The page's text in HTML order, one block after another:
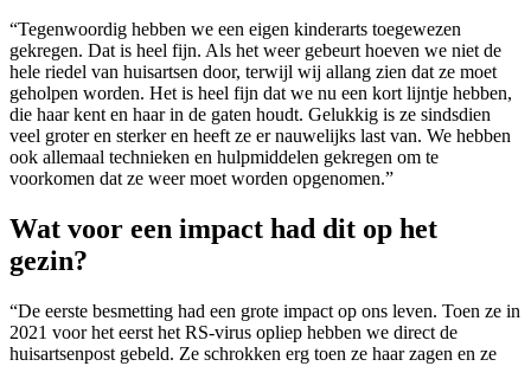
“Tegenwoordig hebben we een eigen kinderarts toegewezen
gekregen. Dat is heel fijn. Als het weer gebeurt hoeven we niet de
hele riedel van huisartsen door, terwijl wij allang zien dat ze moet
geholpen worden. Het is heel fijn dat we nu een kort lijntje hebben,
die haar kent en haar in de gaten houdt. Gelukkig is ze sindsdien
veel groter en sterker en heeft ze er nauwelijks last van. We hebben
ook allemaal technieken en hulpmiddelen gekregen om te
voorkomen dat ze weer moet worden opgenomen.”
Wat voor een impact had dit op het
gezin?
“De eerste besmetting had een grote impact op ons leven. Toen ze in
2021 voor het eerst het RS-virus opliep hebben we direct de
huisartsenpost gebeld. Ze schrokken erg toen ze haar zagen en ze